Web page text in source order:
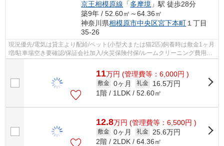
京王相模原線 「多摩境 」駅 徒歩28分
築9年 / 52.60㎡～64.36㎡
神奈川県相模原市中央区宮下本町 １丁目
35-26
現況優先/電気は貸主より配給/ペット(小型犬または猫2匹)飼養時は敷金1ヶ月
増/駐車場空き要確認/保証会社加入/火災保険付保/ルームクリーニング費用：
11万円 (管理費等：6,000円 )
敷金 0ヶ月 礼金
16.5万円
1階 / 1LDK / 52.60㎡
12.8万円 (管理費等：6,500円 )
敷金 0ヶ月 礼金
25.6万円
2階 / 2LDK / 64.36㎡